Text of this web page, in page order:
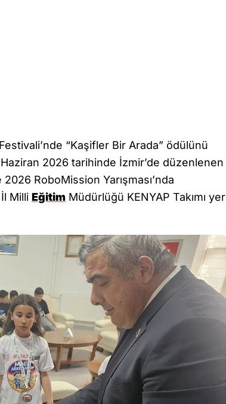
“Kaşifler Bir Arada” ödülünü
2026 tarihinde İzmir’de düzenlenen
RoboMission Yarışması’nda
Milli Eğitim Müdürlüğü KENYAP Takımı yer